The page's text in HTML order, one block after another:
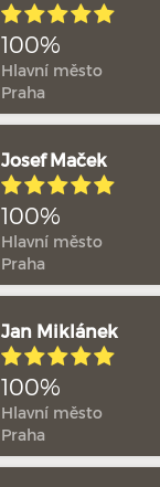
100%
Hlavní město
Praha
Josef Maček
100%
Hlavní město
Praha
Jan Miklánek
100%
Hlavní město
Praha